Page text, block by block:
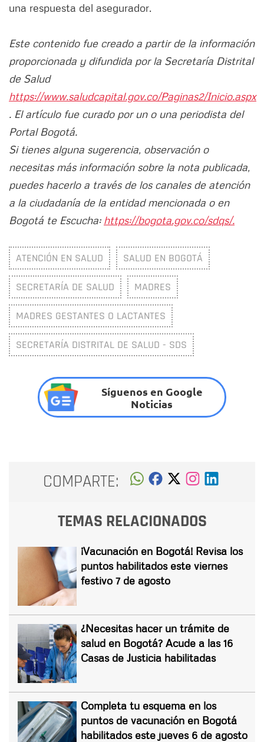
una respuesta del asegurador.
Este contenido fue creado a partir de la información
proporcionada y difundida por la Secretaría Distrital
de Salud
https://www.saludcapital.gov.co/Paginas2/Inicio.aspx
. El artículo fue curado por un o una periodista del
Portal Bogotá.
Si tienes alguna sugerencia, observación o
necesitas más información sobre la nota publicada,
puedes hacerlo a través de los canales de atención
a la ciudadanía de la entidad mencionada o en
Bogotá te Escucha: https://bogota.gov.co/sdqs/.
ATENCIÓN EN SALUD SALUD EN BOGOTÁ
SECRETARÍA DE SALUD MADRES
MADRES GESTANTES O LACTANTES
SECRETARÍA DISTRITAL DE SALUD - SDS
Síguenos en Google
Noticias
COMPARTE:
TEMAS RELACIONADOS
¡Vacunación en Bogotá! Revisa los
puntos habilitados este viernes
festivo 7 de agosto
¿Necesitas hacer un trámite de
salud en Bogotá? Acude a las 16
Casas de Justicia habilitadas
Completa tu esquema en los
puntos de vacunación en Bogotá
habilitados este jueves 6 de agosto